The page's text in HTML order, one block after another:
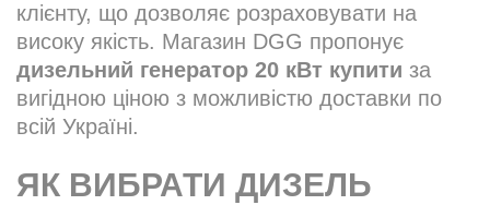
клієнту, що дозволяє розраховувати на
високу якість. Магазин DGG пропонує
дизельний генератор 20 кВт купити за
вигідною ціною з можливістю доставки по
всій Україні.
ЯК ВИБРАТИ ДИЗЕЛЬ